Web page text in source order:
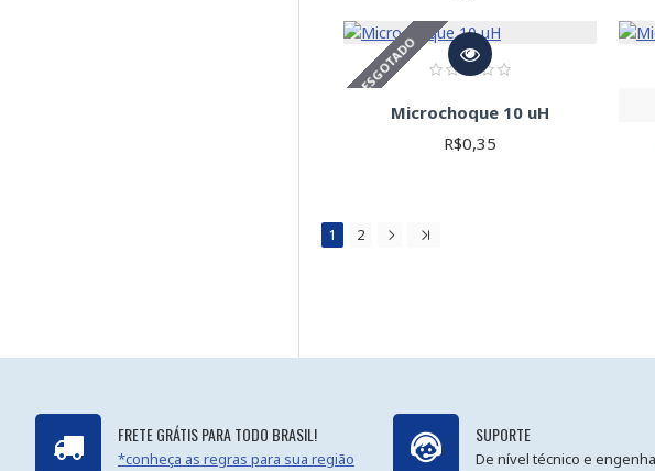
ESGOTADO
Microchoque 10 uH
R$0,35
1 2
FRETE GRÁTIS PARA TODO BRASIL!
*conheça as regras para sua região
SUPORTE
De nível técnico e